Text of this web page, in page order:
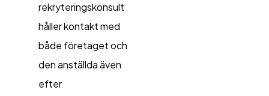
rekryteringskonsult
håller kontakt med
både företaget och
den anställda även
efter